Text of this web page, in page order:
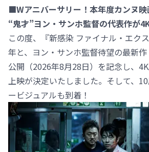
■Wアニバーサリー！本年度カンヌ
“鬼才”ヨン・サンホ監督の代表作が
この度、『新感染 ファイナル・エク
年と、ヨン・サンホ監督待望の最新
公開（2026年8月28日）を記念し、
上映が決定いたしました。そして、
ービジュアルも到着！